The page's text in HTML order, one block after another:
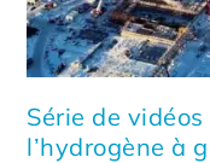
Série de
l’hydrogène à